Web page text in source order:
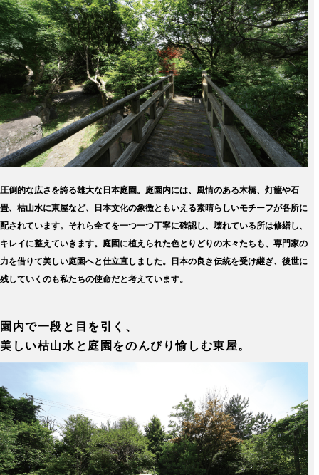
圧倒的な広さを誇る雄大な日本庭園。庭園内には、風情のある木橋、灯籠や石
畳、枯山水に東屋など、日本文化の象徴ともいえる素晴らしいモチーフが各所に
配されています。それら全てを一つ一つ丁寧に確認し、壊れている所は修繕し、
キレイに整えていきます。庭園に植えられた色とりどりの木々たちも、専門家の
力を借りて美しい庭園へと仕立直しました。日本の良き伝統を受け継ぎ、後世に
残していくのも私たちの使命だと考えています。
園内で一段と目を引く、
美しい枯山水と庭園をのんびり愉しむ東屋。